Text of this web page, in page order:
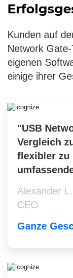
Kunden auf
Network
eigenen
einige ihrer
"USB
Vergleich
flexibler zu
Alexander L.
CEO
Ganze